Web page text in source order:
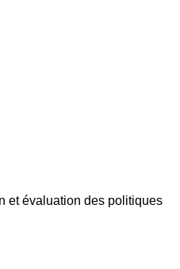
et évaluation des politiques